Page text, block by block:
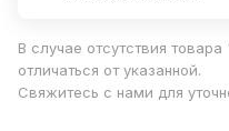
В случае отсутствия
отличаться от указанной.
Свяжитесь с нами для